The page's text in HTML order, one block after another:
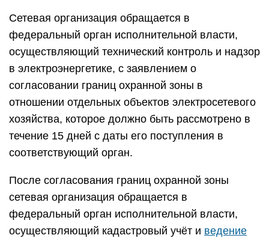
Сетевая организация обращается в
федеральный орган исполнительной власти,
осуществляющий технический контроль и надзор
в электроэнергетике, с заявлением о
согласовании границ охранной зоны в
отношении отдельных объектов электросетевого
хозяйства, которое должно быть рассмотрено в
течение 15 дней с даты его поступления в
соответствующий орган.
После согласования границ охранной зоны
сетевая организация обращается в
федеральный орган исполнительной власти,
осуществляющий кадастровый учёт и ведение